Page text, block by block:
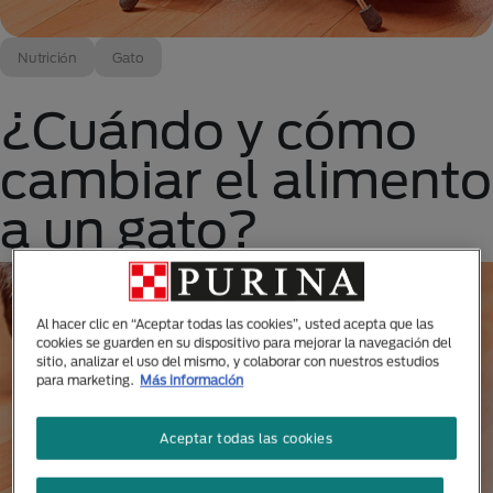
Nutrición Gato
¿Cuándo y cómo
cambiar el alimento
a un gato?
Al hacer clic en “Aceptar todas las cookies”, usted acepta que las
cookies se guarden en su dispositivo para mejorar la navegación del
sitio, analizar el uso del mismo, y colaborar con nuestros estudios
para marketing. Más información
Aceptar todas las cookies